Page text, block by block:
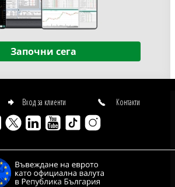
Започни сега
Вход за клиенти Контакти